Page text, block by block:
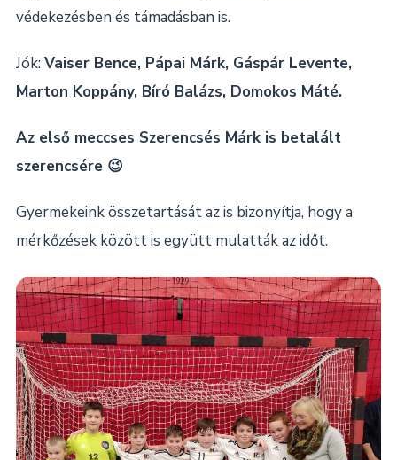
védekezésben és támadásban is.
Jók:Vaiser Bence, Pápai Márk, Gáspár Levente,
Marton Koppány, Bíró Balázs, Domokos Máté.
Az első meccses Szerencsés Márk is betalált
szerencsére 😉
Gyermekeink összetartását az is bizonyítja, hogy a
mérkőzések között is együtt mulatták az időt.